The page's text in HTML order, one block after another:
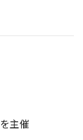
主催